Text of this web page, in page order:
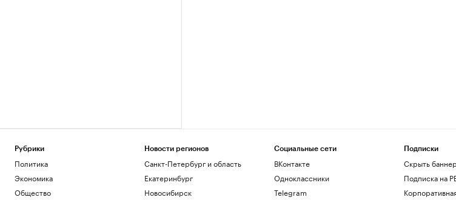
Рубрики
Политика
Экономика
Общество
Новости регионов
Санкт-Петербург и область
Екатеринбург
Новосибирск
Социальные сети
ВКонтакте
Одноклассники
Telegram
Подписки
Скрыть
Подписка на